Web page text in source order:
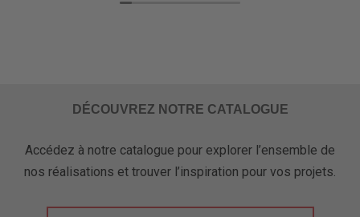
DÉCOUVREZ NOTRE CATALOGUE
Accédez à notre catalogue pour explorer l’ensemble de
nos réalisations et trouver l’inspiration pour vos projets.